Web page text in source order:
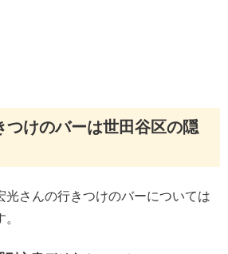
つけのバーは世田谷区の隠
光さんの行きつけのバーについては